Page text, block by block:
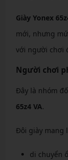
Giày Yonex
mới, nhưng
với người chơi
Người chơi
Đây là nhóm
65z4 VA.
Đôi giày mang
di chuyển